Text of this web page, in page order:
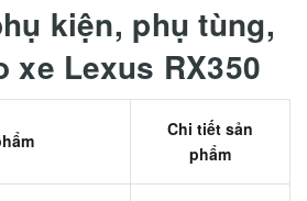
kiện, phụ tùng,
Lexus RX350
Chi tiết sản
phẩm